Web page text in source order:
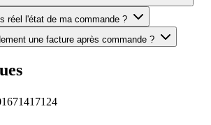
réel l'état de ma commande ?
une facture après commande ?